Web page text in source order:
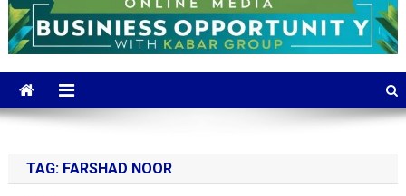
TAG: FARSHAD NOOR